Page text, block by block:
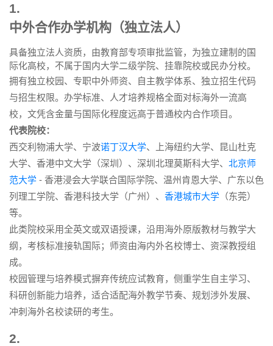
1.
中外合作办学机构（独立法人）
具备独立法人资质，由教育部专项审批监管，为独立建制的国
际化高校，不属于国内大学二级学院、挂靠院校或民办分校。
拥有独立校园、专职中外师资、自主教学体系、独立招生代码
与招生权限。办学标准、人才培养规格全面对标海外一流高
校，文凭含金量与国际化程度远高于普通校内合作项目。
代表院校：
西交利物浦大学、宁波诺丁汉大学、上海纽约大学、昆山杜克
大学、香港中文大学（深圳）、深圳北理莫斯科大学、 北京师
范大学 - 香港浸会大学联合国际学院、温州肯恩大学、广东以色
列理工学院、香港科技大学（广州）、 香港城市大学 （东莞）
等。
此类院校采用全英文或双语授课，沿用海外原版教材与教学大
纲，考核标准接轨国际；师资由海内外名校博士、资深教授组
成。
校园管理与培养模式摒弃传统应试教育，侧重学生自主学习、
科研创新能力培养，适合适配海外教学节奏、规划涉外发展、
冲刺海外名校读研的考生。
2.